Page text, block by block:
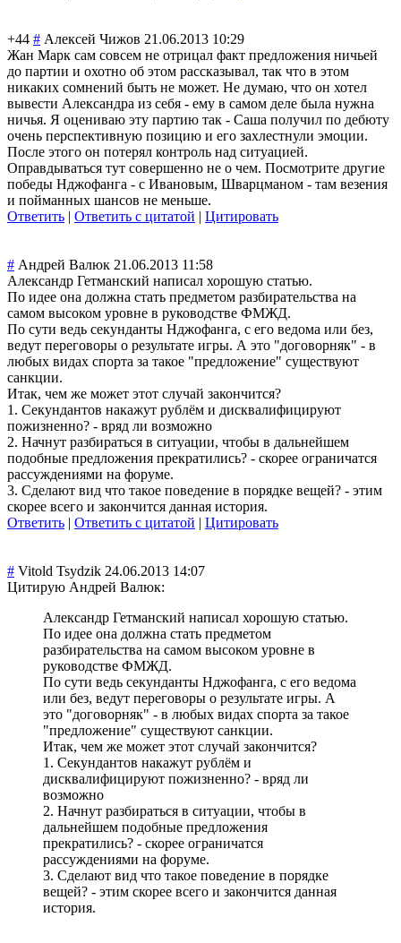
+44 # Алексей Чижов 21.06.2013 10:29
Жан Марк сам совсем не отрицал факт предложения ничьей
до партии и охотно об этом рассказывал, так что в этом
никаких сомнений быть не может. Не думаю, что он хотел
вывести Александра из себя - ему в самом деле была нужна
ничья. Я оцениваю эту партию так - Саша получил по дебюту
очень перспективную позицию и его захлестнули эмоции.
После этого он потерял контроль над ситуацией.
Оправдываться тут совершенно не о чем. Посмотрите другие
победы Нджофанга - с Ивановым, Шварцманом - там везения
и пойманных шансов не меньше.
Ответить | Ответить с цитатой | Цитировать
# Андрей Валюк 21.06.2013 11:58
Александр Гетманский написал хорошую статью.
По идее она должна стать предметом разбирательства на
самом высоком уровне в руководстве ФМЖД.
По сути ведь секунданты Нджофанга, с его ведома или без,
ведут переговоры о результате игры. А это "договорняк" - в
любых видах спорта за такое "предложение" существуют
санкции.
Итак, чем же может этот случай закончится?
1. Секундантов накажут рублём и дисквалифицируют
пожизненно? - вряд ли возможно
2. Начнут разбираться в ситуации, чтобы в дальнейшем
подобные предложения прекратились? - скорее ограничатся
рассуждениями на форуме.
3. Сделают вид что такое поведение в порядке вещей? - этим
скорее всего и закончится данная история.
Ответить | Ответить с цитатой | Цитировать
# Vitold Tsydzik 24.06.2013 14:07
Цитирую Андрей Валюк:
Александр Гетманский написал хорошую статью.
По идее она должна стать предметом
разбирательства на самом высоком уровне в
руководстве ФМЖД.
По сути ведь секунданты Нджофанга, с его ведома
или без, ведут переговоры о результате игры. А
это "договорняк" - в любых видах спорта за такое
"предложение" существуют санкции.
Итак, чем же может этот случай закончится?
1. Секундантов накажут рублём и
дисквалифицируют пожизненно? - вряд ли
возможно
2. Начнут разбираться в ситуации, чтобы в
дальнейшем подобные предложения
прекратились? - скорее ограничатся
рассуждениями на форуме.
3. Сделают вид что такое поведение в порядке
вещей? - этим скорее всего и закончится данная
история.